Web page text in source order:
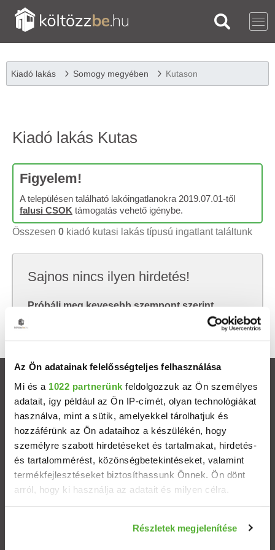
Az Ön adatainak felelősségteljes felhasználása
Mi és a 1022 partnerünk feldolgozzuk az Ön személyes
adatait, így például az Ön IP-címét, olyan technológiákat
használva, mint a sütik, amelyekkel tárolhatjuk és
hozzáférünk az Ön adataihoz a készülékén, hogy
személyre szabott hirdetéseket és tartalmakat, hirdetés-
és tartalommérést, közönségbetekintéseket, valamint
termékfejlesztéseket biztosíthassunk Önnek. Ön dönt
arról, hogy ki használja az adatait és milyen célra.
Információgyűjtés az Ön földrajzi elhelyezkedéséről
Részletek megjelenítése
Kiadó lakás Somogy megyében Kutason
Kiadó lakás Kutas
Figyelem!
A településen található lakóingatlanokra 2019.07.01-től
falusi CSOK támogatás vehető igénybe.
Összesen 0 kiadó kutasi lakás típusú ingatlant találtunk
Sajnos nincs ilyen hirdetés!
Próbálj meg kevesebb szempont szerint
keresni, hátha akkor megtalálod, amit keresel.
Ingatlanok
Eladó házak
Eladó lakások
Települések